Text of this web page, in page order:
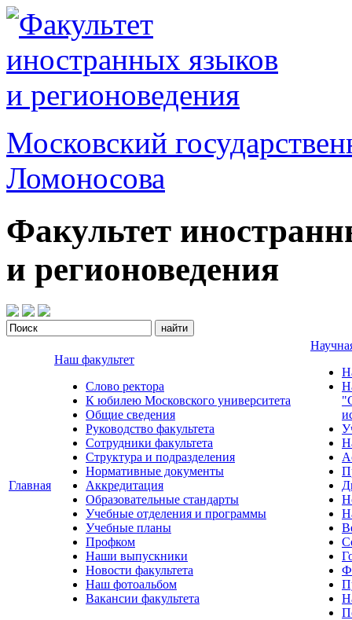
Московский
Ломоносова
Факультет
и регионоведения
Главная
Наш факультет
Слово ректора
К юбилею Московского университета
Общие сведения
Руководство факультета
Сотрудники факультета
Структура и подразделения
Нормативные документы
Аккредитация
Образовательные стандарты
Учебные отделения и программы
Учебные планы
Профком
Наши выпускники
Новости факультета
Наш фотоальбом
Вакансии факультета